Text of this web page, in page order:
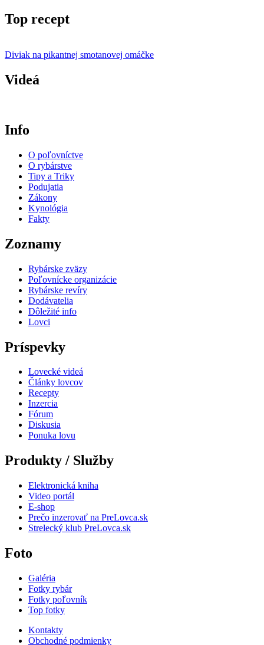
Top recept
Diviak na pikantnej smotanovej omáčke
Videá
Info
O poľovníctve
O rybárstve
Tipy a Triky
Podujatia
Zákony
Kynológia
Fakty
Zoznamy
Rybárske zväzy
Poľovnícke organizácie
Rybárske revíry
Dodávatelia
Dôležité info
Lovci
Príspevky
Lovecké videá
Články lovcov
Recepty
Inzercia
Fórum
Diskusia
Ponuka lovu
Produkty / Služby
Elektronická kniha
Video portál
E-shop
Prečo inzerovať na PreLovca.sk
Strelecký klub PreLovca.sk
Foto
Galéria
Fotky rybár
Fotky poľovník
Top fotky
Kontakty
Obchodné podmienky